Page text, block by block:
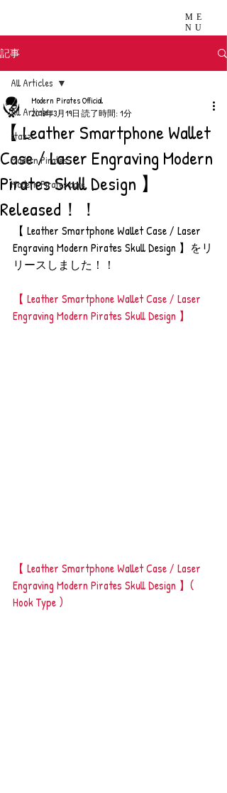
ME
NU
記事
All Articles
stazz
Modern Pirates
Modern Pirates care
All Articles
【 Leather Smartphone Wallet
Case / Laser Engraving Modern
Pirates Skull Design 】
Released！！
Modern Pirates Official
2018年3月19日 読了時間: 1分
【 Leather Smartphone Wallet Case / Laser
Engraving Modern Pirates Skull Design 】をリ
リースしました！！
【 Leather Smartphone Wallet Case / Laser
Engraving Modern Pirates Skull Design 】
【 Leather Smartphone Wallet Case / Laser
Engraving Modern Pirates Skull Design 】(
Hook Type )